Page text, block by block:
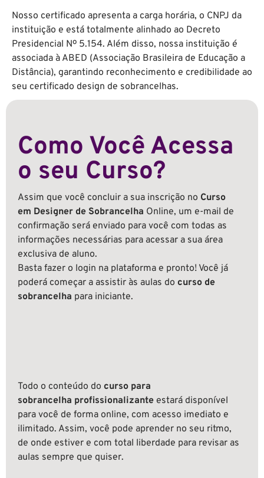
Nosso certificado apresenta a carga horária, o CNPJ da
instituição e está totalmente alinhado ao Decreto
Presidencial Nº 5.154. Além disso, nossa instituição é
associada à ABED (Associação Brasileira de Educação a
Distância), garantindo reconhecimento e credibilidade ao
seu certificado design de sobrancelhas.
Como Você Acessa
o seu Curso?
Assim que você concluir a sua inscrição no Curso
em Designer de Sobrancelha Online, um e-mail de
confirmação será enviado para você com todas as
informações necessárias para acessar a sua área
exclusiva de aluno.
Basta fazer o login na plataforma e pronto! Você já
poderá começar a assistir às aulas do curso de
sobrancelha para iniciante.
Todo o conteúdo do curso para
sobrancelha profissionalizante estará disponível
para você de forma online, com acesso imediato e
ilimitado. Assim, você pode aprender no seu ritmo,
de onde estiver e com total liberdade para revisar as
aulas sempre que quiser.